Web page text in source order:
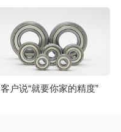
客户说“就要你家的精度”